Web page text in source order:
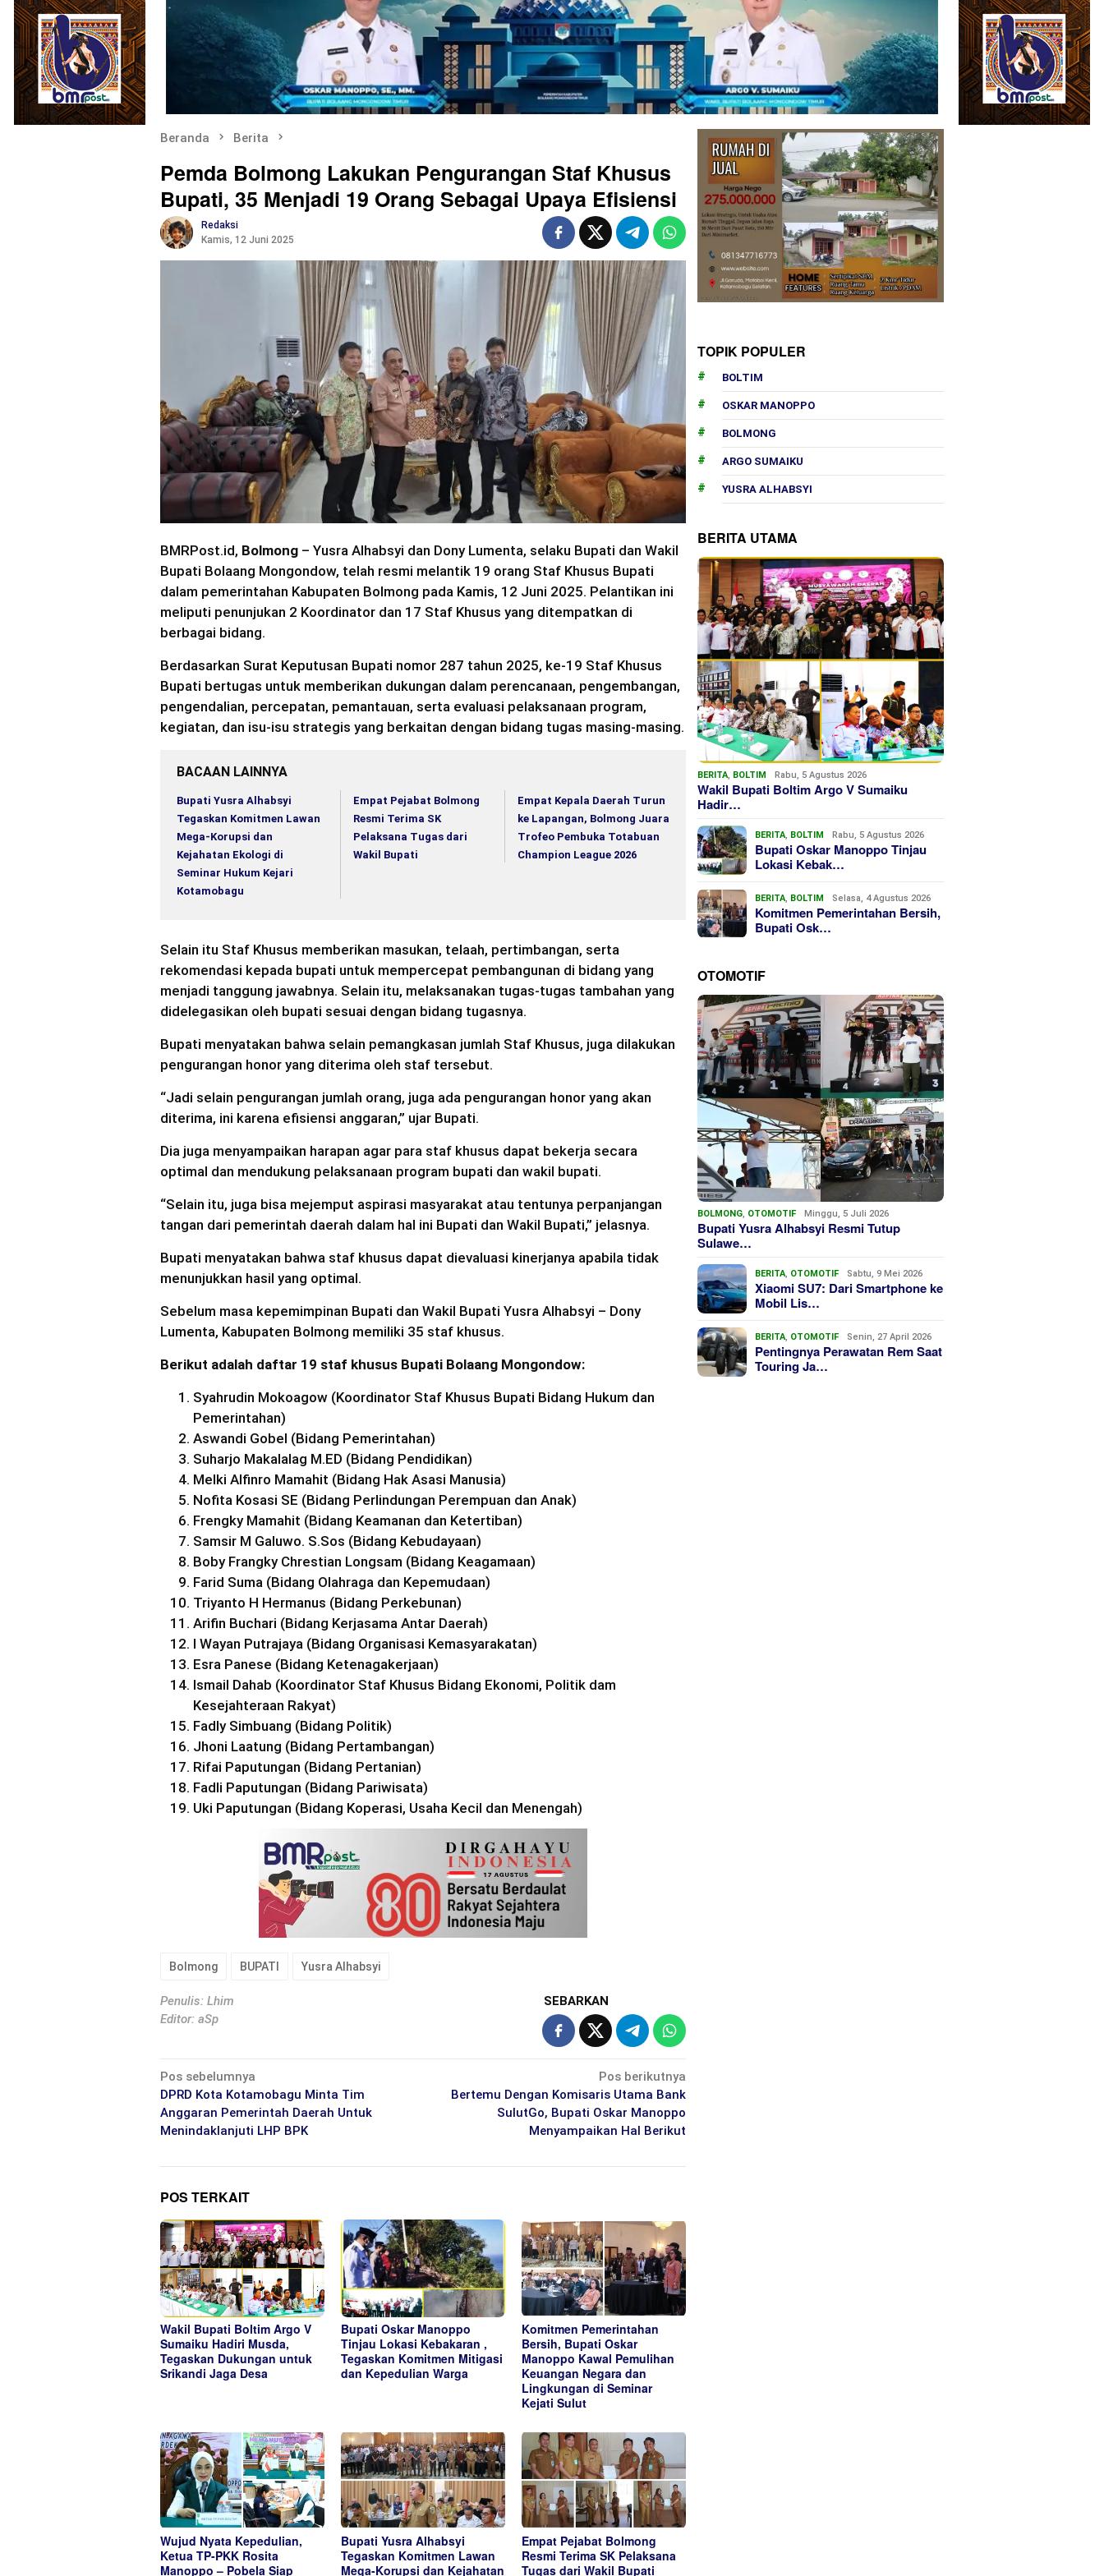
Beranda Berita
Pemda Bolmong Lakukan Pengurangan Staf Khusus
Bupati, 35 Menjadi 19 Orang Sebagai Upaya Efisiensi
Redaksi
Kamis, 12 Juni 2025
BMRPost.id, Bolmong – Yusra Alhabsyi dan Dony Lumenta, selaku Bupati dan Wakil
Bupati Bolaang Mongondow, telah resmi melantik 19 orang Staf Khusus Bupati
dalam pemerintahan Kabupaten Bolmong pada Kamis, 12 Juni 2025. Pelantikan ini
meliputi penunjukan 2 Koordinator dan 17 Staf Khusus yang ditempatkan di
berbagai bidang.
Berdasarkan Surat Keputusan Bupati nomor 287 tahun 2025, ke-19 Staf Khusus
Bupati bertugas untuk memberikan dukungan dalam perencanaan, pengembangan,
pengendalian, percepatan, pemantauan, serta evaluasi pelaksanaan program,
kegiatan, dan isu-isu strategis yang berkaitan dengan bidang tugas masing-masing.
BACAAN LAINNYA
Bupati Yusra Alhabsyi
Tegaskan Komitmen Lawan
Mega-Korupsi dan
Kejahatan Ekologi di
Seminar Hukum Kejari
Kotamobagu
Empat Pejabat Bolmong
Resmi Terima SK
Pelaksana Tugas dari
Wakil Bupati
Empat Kepala Daerah Turun
ke Lapangan, Bolmong Juara
Trofeo Pembuka Totabuan
Champion League 2026
Selain itu Staf Khusus memberikan masukan, telaah, pertimbangan, serta
rekomendasi kepada bupati untuk mempercepat pembangunan di bidang yang
menjadi tanggung jawabnya. Selain itu, melaksanakan tugas-tugas tambahan yang
didelegasikan oleh bupati sesuai dengan bidang tugasnya.
Bupati menyatakan bahwa selain pemangkasan jumlah Staf Khusus, juga dilakukan
pengurangan honor yang diterima oleh staf tersebut.
“Jadi selain pengurangan jumlah orang, juga ada pengurangan honor yang akan
diterima, ini karena efisiensi anggaran,” ujar Bupati.
Dia juga menyampaikan harapan agar para staf khusus dapat bekerja secara
optimal dan mendukung pelaksanaan program bupati dan wakil bupati.
“Selain itu, juga bisa mejemput aspirasi masyarakat atau tentunya perpanjangan
tangan dari pemerintah daerah dalam hal ini Bupati dan Wakil Bupati,” jelasnya.
Bupati menyatakan bahwa staf khusus dapat dievaluasi kinerjanya apabila tidak
menunjukkan hasil yang optimal.
Sebelum masa kepemimpinan Bupati dan Wakil Bupati Yusra Alhabsyi – Dony
Lumenta, Kabupaten Bolmong memiliki 35 staf khusus.
Berikut adalah daftar 19 staf khusus Bupati Bolaang Mongondow:
Syahrudin Mokoagow (Koordinator Staf Khusus Bupati Bidang Hukum dan
Pemerintahan)
Aswandi Gobel (Bidang Pemerintahan)
Suharjo Makalalag M.ED (Bidang Pendidikan)
Melki Alfinro Mamahit (Bidang Hak Asasi Manusia)
Nofita Kosasi SE (Bidang Perlindungan Perempuan dan Anak)
Frengky Mamahit (Bidang Keamanan dan Ketertiban)
Samsir M Galuwo. S.Sos (Bidang Kebudayaan)
Boby Frangky Chrestian Longsam (Bidang Keagamaan)
Farid Suma (Bidang Olahraga dan Kepemudaan)
Triyanto H Hermanus (Bidang Perkebunan)
Arifin Buchari (Bidang Kerjasama Antar Daerah)
I Wayan Putrajaya (Bidang Organisasi Kemasyarakatan)
Esra Panese (Bidang Ketenagakerjaan)
Ismail Dahab (Koordinator Staf Khusus Bidang Ekonomi, Politik dam
Kesejahteraan Rakyat)
Fadly Simbuang (Bidang Politik)
Jhoni Laatung (Bidang Pertambangan)
Rifai Paputungan (Bidang Pertanian)
Fadli Paputungan (Bidang Pariwisata)
Uki Paputungan (Bidang Koperasi, Usaha Kecil dan Menengah)
Bolmong BUPATI Yusra Alhabsyi
Penulis: Lhim
Editor: aSp
SEBARKAN
Navigasi
pos
Pos sebelumnya
DPRD Kota Kotamobagu Minta Tim
Anggaran Pemerintah Daerah Untuk
Menindaklanjuti LHP BPK
Pos berikutnya
Bertemu Dengan Komisaris Utama Bank
SulutGo, Bupati Oskar Manoppo
Menyampaikan Hal Berikut
POS TERKAIT
Wakil Bupati Boltim Argo V
Sumaiku Hadiri Musda,
Tegaskan Dukungan untuk
Srikandi Jaga Desa
Bupati Oskar Manoppo
Tinjau Lokasi Kebakaran ,
Tegaskan Komitmen Mitigasi
dan Kepedulian Warga
Komitmen Pemerintahan
Bersih, Bupati Oskar
Manoppo Kawal Pemulihan
Keuangan Negara dan
Lingkungan di Seminar
Kejati Sulut
Wujud Nyata Kepedulian,
Ketua TP-PKK Rosita
Manoppo – Pobela Siap
Bupati Yusra Alhabsyi
Tegaskan Komitmen Lawan
Mega-Korupsi dan Kejahatan
Empat Pejabat Bolmong
Resmi Terima SK Pelaksana
Tugas dari Wakil Bupati
TOPIK POPULER
BOLTIM
OSKAR MANOPPO
BOLMONG
ARGO SUMAIKU
YUSRA ALHABSYI
BERITA UTAMA
BERITA, BOLTIM Rabu, 5 Agustus 2026
Wakil Bupati Boltim Argo V Sumaiku
Hadir…
BERITA, BOLTIM Rabu, 5 Agustus 2026
Bupati Oskar Manoppo Tinjau
Lokasi Kebak…
BERITA, BOLTIM Selasa, 4 Agustus 2026
Komitmen Pemerintahan Bersih,
Bupati Osk…
OTOMOTIF
BOLMONG, OTOMOTIF Minggu, 5 Juli 2026
Bupati Yusra Alhabsyi Resmi Tutup
Sulawe…
BERITA, OTOMOTIF Sabtu, 9 Mei 2026
Xiaomi SU7: Dari Smartphone ke
Mobil Lis…
BERITA, OTOMOTIF Senin, 27 April 2026
Pentingnya Perawatan Rem Saat
Touring Ja…